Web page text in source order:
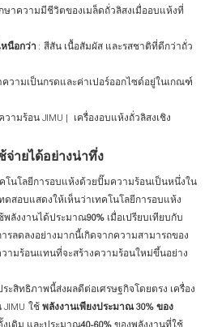
ษาความมีชีวิตของเมล็ดถั่วลิสงเมื่ออบแห้งที่
นือกว่า : สีสัน เนื้อสัมผัส และรสชาติที่ดีกว่าถั่ว
ความเป็นกรดและค่าเปอร์ออกไซด์อยู่ในเกณฑ์
ายได้อย่างน่าทึ่ง
โนโลยีการอบแห้งด้วยปั๊มความร้อนเป็นหนึ่งใน
สอบแสดงให้เห็นว่าเทคโนโลยีการอบแห้ง
พลังงานได้ประมาณ90% เมื่อเปรียบเทียบกับ
ารลดลงอย่างมากนี้เกิดจากความสามารถของ
วามร้อนแทนที่จะสร้างความร้อนใหม่ขึ้นอย่าง
ะสิทธิภาพนี้ส่งผลดีต่อเศรษฐกิจโดยตรง เครื่อง
ใช้ พลังงานเพียงประมาณ 30% ของ